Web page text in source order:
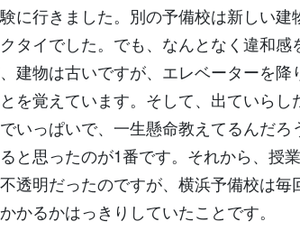
に行きました。別の予備校は新しい建
タイでした。でも、なんとなく違和
建物は古いですが、エレベーターを降
を覚えています。そして、出ていら
いっぱいで、一生懸命教えてるんだろ
と思ったのが1番です。それから、授
透明だったのですが、横浜予備校は毎
かるかはっきりしていたことです。